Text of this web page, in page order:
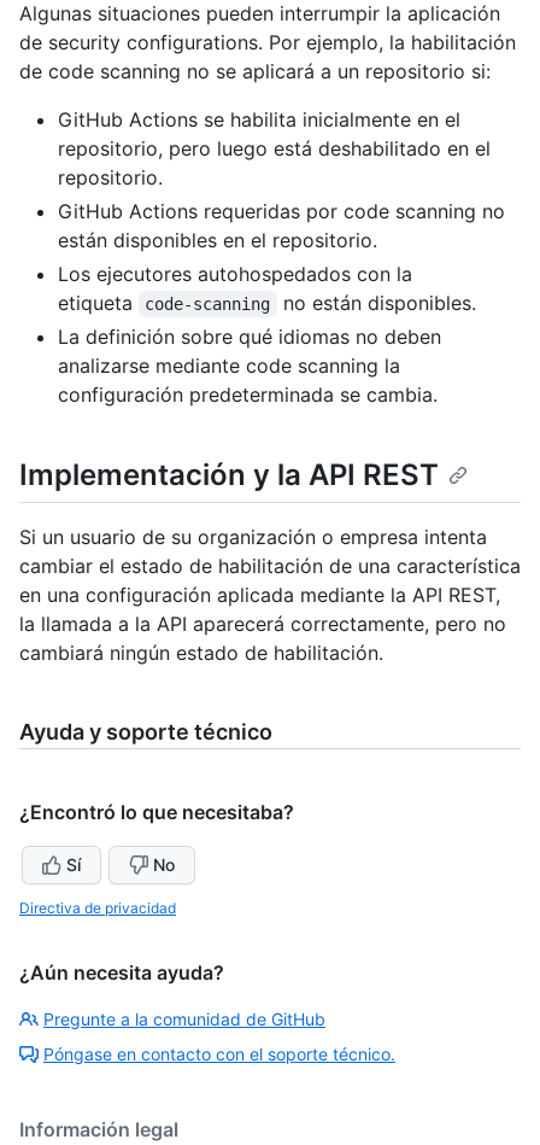
Algunas situaciones pueden interrumpir la aplicación
de security configurations. Por ejemplo, la habilitación
de code scanning no se aplicará a un repositorio si:
GitHub Actions se habilita inicialmente en el
repositorio, pero luego está deshabilitado en el
repositorio.
GitHub Actions requeridas por code scanning no
están disponibles en el repositorio.
Los ejecutores autohospedados con la
etiqueta
code-scanning
no están disponibles.
La definición sobre qué idiomas no deben
analizarse mediante code scanning la
configuración predeterminada se cambia.
Implementación y la API REST
Si un usuario de su organización o empresa intenta
cambiar el estado de habilitación de una característica
en una configuración aplicada mediante la API REST,
la llamada a la API aparecerá correctamente, pero no
cambiará ningún estado de habilitación.
Ayuda y soporte técnico
¿Encontró lo que necesitaba?
Sí No
Directiva de privacidad
¿Aún necesita ayuda?
Pregunte a la comunidad de GitHub
Póngase en contacto con el soporte técnico.
Información legal